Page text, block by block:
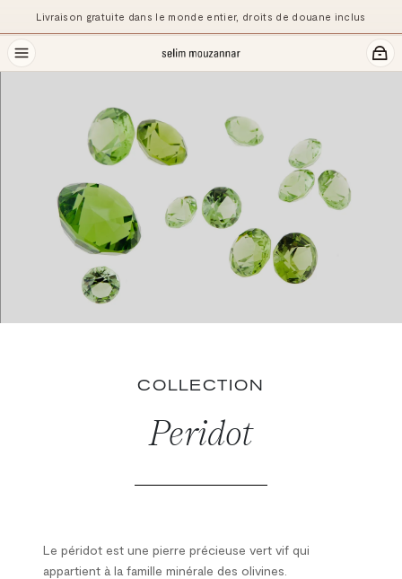
Livraison gratuite dans le monde entier, droits de douane inclus
COLLECTION
Peridot
Le péridot est une pierre précieuse vert vif qui
appartient à la famille minérale des olivines.